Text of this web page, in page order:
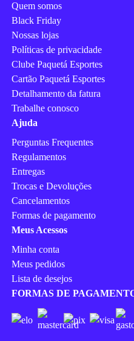
Quem somos
Black Friday
Nossas lojas
Políticas de privacidade
Clube Paquetá Esportes
Cartão Paquetá Esportes
Detalhamento da fatura
Trabalhe conosco
Ajuda
Perguntas Frequentes
Regulamentos
Entregas
Trocas e Devoluções
Cancelamentos
Formas de pagamento
Meus Acessos
Minha conta
Meus pedidos
Lista de desejos
FORMAS DE